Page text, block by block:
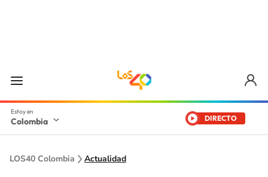
Colombia DIRECTO
LOS40 Colombia Actualidad